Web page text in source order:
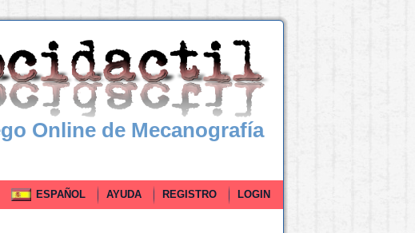
Online de Mecanografía
ESPAÑOL AYUDA REGISTRO LOGIN